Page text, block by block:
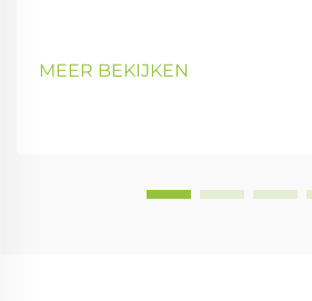
MEER BEKIJKEN